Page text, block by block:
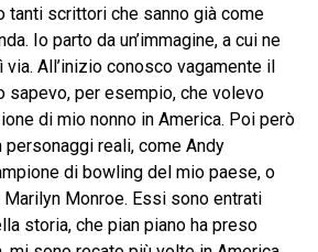
tanti scrittori che sanno già come
Io parto da un’immagine, a cui ne
via. All’inizio conosco vagamente il
sapevo, per esempio, che volevo
di mio nonno in America. Poi però
reali, come Andy
di bowling del mio paese, o
Marilyn Monroe. Essi sono entrati
storia, che pian piano ha preso